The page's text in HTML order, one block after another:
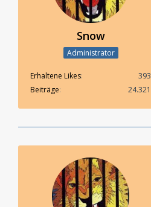
Snow
Administrator
Erhaltene Likes
393
Beiträge
24.321